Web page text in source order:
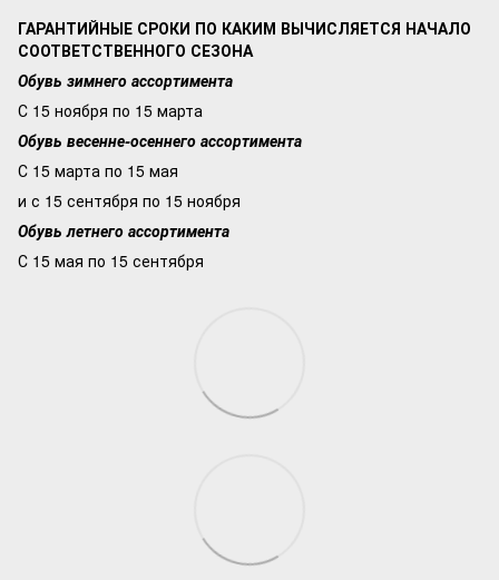
ГАРАНТИЙНЫЕ СРОКИ ПО КАКИМ ВЫЧИСЛЯЕТСЯ НАЧАЛО
СООТВЕТСТВЕННОГО СЕЗОНА
Обувь зимнего ассортимента
С 15 ноября по 15 марта
Обувь весенне-осеннего ассортимента
С 15 марта по 15 мая
и с 15 сентября по 15 ноября
Обувь летнего ассортимента
С 15 мая по 15 сентября